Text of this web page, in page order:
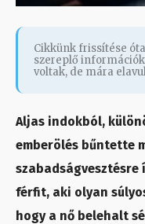
Cikkünk frissítése
szereplő
voltak, de mára
Aljas indokból,
emberölés bűntette
szabadságvesztésre
férfit, aki olyan
hogy a nő belehalt